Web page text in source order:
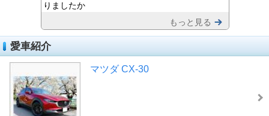
りましたか
もっと見る
愛車紹介
マツダ CX-30